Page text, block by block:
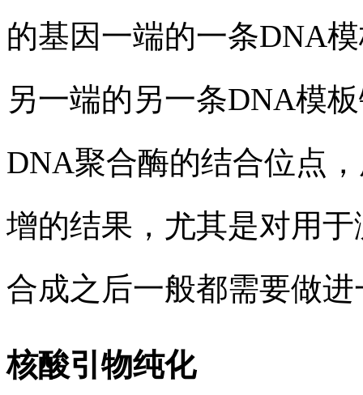
的基因一端的一条DNA
另一端的另一条DNA模
DNA聚合酶的结合位点
增的结果，尤其是对用
合成之后一般都需要做
核酸引物纯化